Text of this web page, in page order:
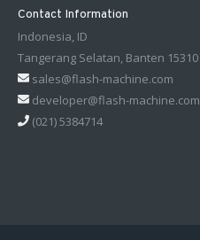
Contact Information
Indonesia, ID
Tangerang Selatan, Banten 15310
sales@flash-machine.com
developer@flash-machine.com
(021) 5384714